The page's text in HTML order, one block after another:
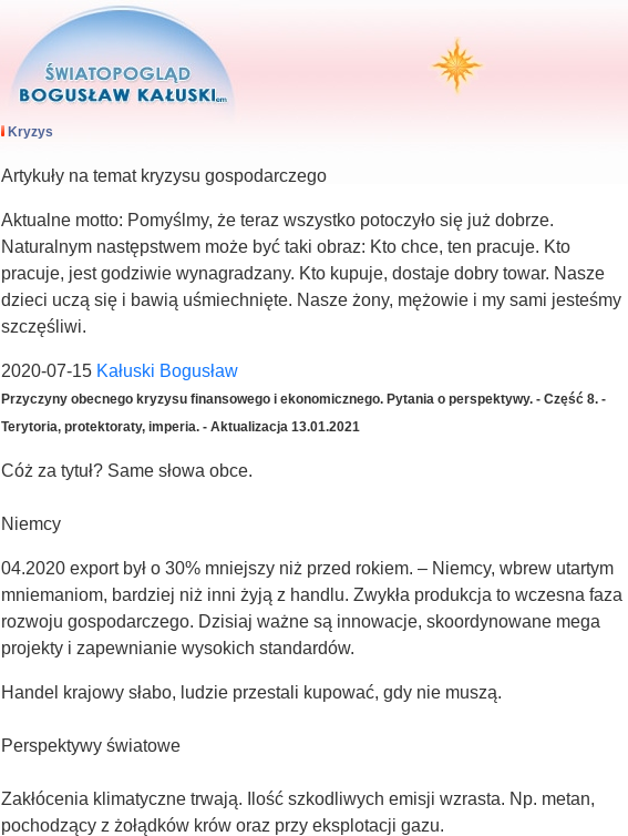
Kryzys
Artykuły na temat kryzysu gospodarczego
Aktualne motto: Pomyślmy, że teraz wszystko potoczyło się już dobrze.
Naturalnym następstwem może być taki obraz: Kto chce, ten pracuje. Kto
pracuje, jest godziwie wynagradzany. Kto kupuje, dostaje dobry towar. Nasze
dzieci uczą się i bawią uśmiechnięte. Nasze żony, mężowie i my sami jesteśmy
szczęśliwi.
2020-07-15 Kałuski Bogusław
Przyczyny obecnego kryzysu finansowego i ekonomicznego. Pytania o perspektywy. - Część 8. -
Terytoria, protektoraty, imperia. - Aktualizacja 13.01.2021
Cóż za tytuł? Same słowa obce.
Niemcy
04.2020 export był o 30% mniejszy niż przed rokiem. – Niemcy, wbrew utartym
mniemaniom, bardziej niż inni żyją z handlu. Zwykła produkcja to wczesna faza
rozwoju gospodarczego. Dzisiaj ważne są innowacje, skoordynowane mega
projekty i zapewnianie wysokich standardów.
Handel krajowy słabo, ludzie przestali kupować, gdy nie muszą.
Perspektywy światowe
Zakłócenia klimatyczne trwają. Ilość szkodliwych emisji wzrasta. Np. metan,
pochodzący z żołądków krów oraz przy eksplotacji gazu.